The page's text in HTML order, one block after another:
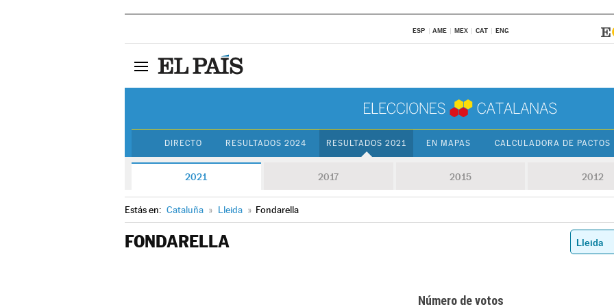
ESP AME MEX CAT ENG
DIRECTO RESULTADOS 2024 RESULTADOS 2021 EN MAPAS CALCULADORA DE PACTOS
2021 2017 2015 2012
Estás en: Cataluña » Lleida » Fondarella
FONDARELLA
Número de votos